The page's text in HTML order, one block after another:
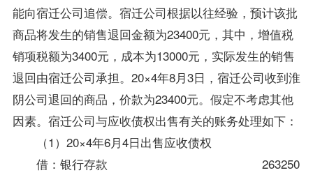
能向宿迁公司追偿。宿迁公司根据以往经验，预计该批
商品将发生的销售退回金额为23400元，其中，增值税
销项税额为3400元，成本为13000元，实际发生的销售
退回由宿迁公司承担。20×4年8月3日，宿迁公司收到淮
阴公司退回的商品，价款为23400元。假定不考虑其他
因素。宿迁公司与应收债权出售有关的账务处理如下：
（1）20×4年6月4日出售应收债权
借：银行存款 263250